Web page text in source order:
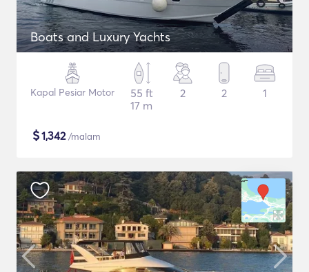
Boats and Luxury Yachts
Kapal Pesiar Motor
55 ft
17 m
2 2 1
$1,342/malam